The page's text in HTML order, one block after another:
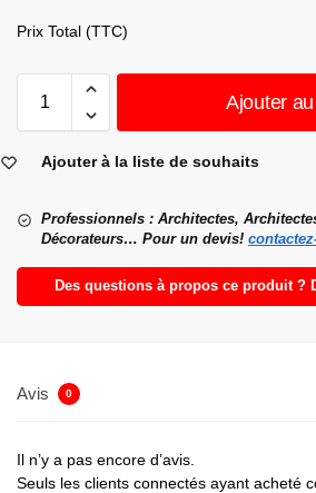
Prix Total (TTC)
Ajouter
Ajouter à la liste de souhaits
Professionnels : Architectes,
Décorateurs… Pour un devis!
Des questions à propos ce produit ?
Avis 0
Il n’y a pas encore d’avis.
Seuls les clients connectés ayant acheté